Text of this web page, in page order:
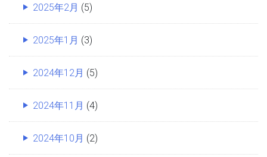
2025年2月 (5)
2025年1月 (3)
2024年12月 (5)
2024年11月 (4)
2024年10月 (2)